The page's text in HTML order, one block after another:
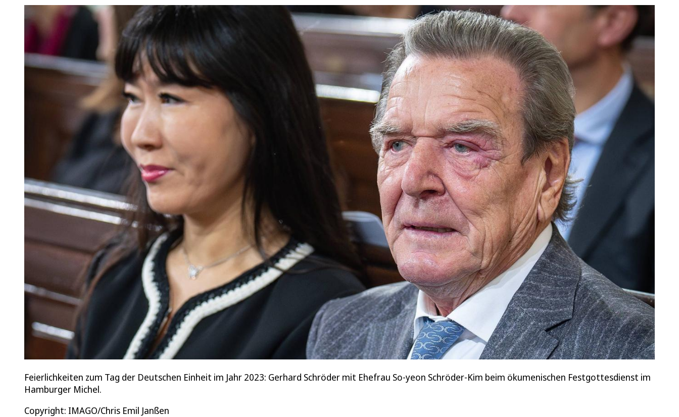
Feierlichkeiten zum Tag der Deutschen Einheit im Jahr 2023: Gerhard Schröder mit Ehefrau So-yeon Schröder-Kim beim ökumenischen Festgottesdienst im
Hamburger Michel.
Copyright: IMAGO/Chris Emil Janßen